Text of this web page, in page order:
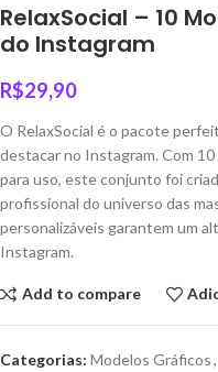
RelaxSocial – 10
do Instagram
R$29,90
O RelaxSocial é o pacote
destacar no Instagram. Com
para uso, este conjunto foi
profissional do universo das
personalizáveis garantem um
Instagram.
Add to compare
Categorias: Modelos Gráficos,